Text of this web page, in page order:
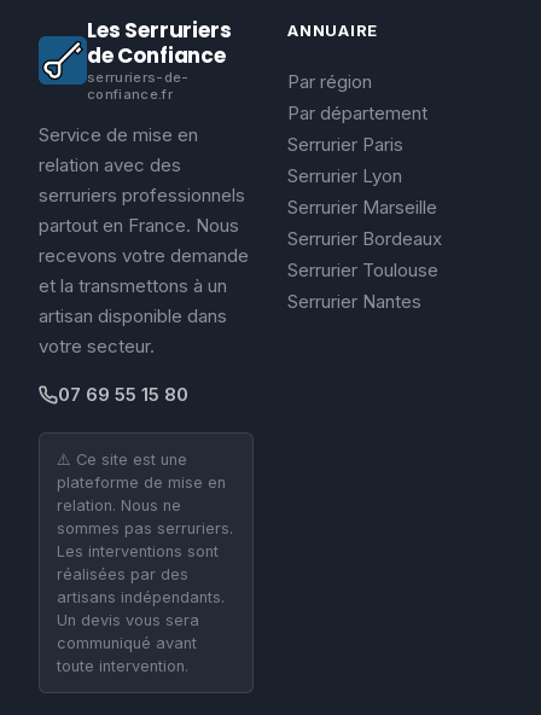
Les Serruriers
de Confiance
serruriers-de-
confiance.fr
Service de mise en
relation avec des
serruriers professionnels
partout en France. Nous
recevons votre demande
et la transmettons à un
artisan disponible dans
votre secteur.
07 69 55 15 80
⚠️ Ce site est une
plateforme de mise en
relation. Nous ne
sommes pas serruriers.
Les interventions sont
réalisées par des
artisans indépendants.
Un devis vous sera
communiqué avant
toute intervention.
ANNUAIRE
Par région
Par département
Serrurier Paris
Serrurier Lyon
Serrurier Marseille
Serrurier Bordeaux
Serrurier Toulouse
Serrurier Nantes